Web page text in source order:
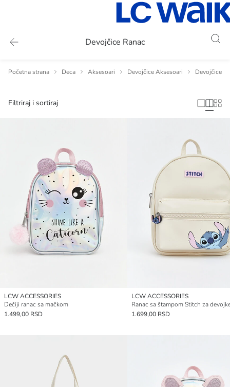
Devojčice Ranac
Početna strana Deca Aksesoari Devojčice Aksesoari Devojčice
Filtriraj i sortiraj
LCW ACCESSORIES
Dečiji ranac sa mačkom
1.499,00 RSD
LCW ACCESSORIES
Ranac sa štampom Stitch za
1.699,00 RSD